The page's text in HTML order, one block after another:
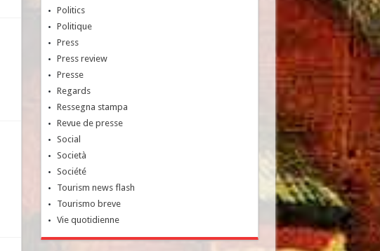
Politics
Politique
Press
Press review
Presse
Regards
Ressegna stampa
Revue de presse
Social
Società
Société
Tourism news flash
Tourismo breve
Vie quotidienne